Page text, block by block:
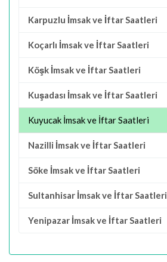
Karpuzlu İmsak ve İftar Saatleri
Koçarlı İmsak ve İftar Saatleri
Köşk İmsak ve İftar Saatleri
Kuşadası İmsak ve İftar Saatleri
Kuyucak İmsak ve İftar Saatleri
Nazilli İmsak ve İftar Saatleri
Söke İmsak ve İftar Saatleri
Sultanhisar İmsak ve İftar Saatleri
Yenipazar İmsak ve İftar Saatleri